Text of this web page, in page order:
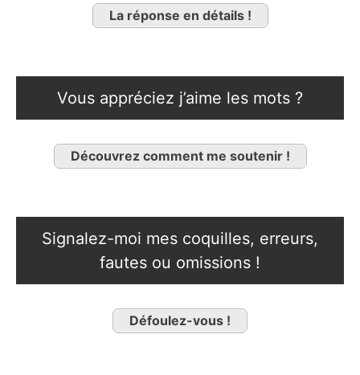
La réponse en détails !
Vous appréciez j’aime les mots ?
Découvrez comment me soutenir !
Signalez-moi mes coquilles, erreurs,
fautes ou omissions !
Défoulez-vous !